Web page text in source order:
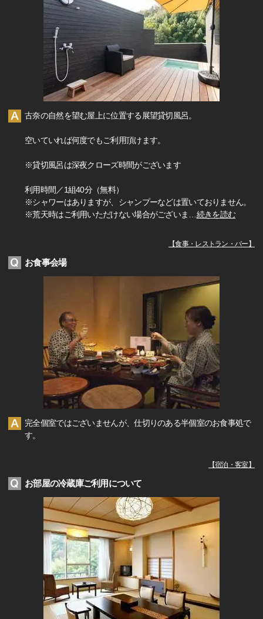
古奈の自然を望む屋上に位置する展望貸切風呂。
空いていれば何度でもご利用頂けます。
※貸切風呂は深夜クローズ時間がございます
利用時間／1組40分（無料）
※シャワーはありますが、シャンプーなどは置いておりません。
※荒天時はご利用いただけない場合がございま
続きを読む
【食事・レストラン・バー 】
お食事会場
完全個室ではございませんが、仕切りのある半個室のお食事処で
す。
【宿泊・客室】
お部屋の冷蔵庫ご利用について